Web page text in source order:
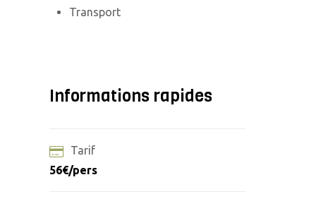
Transport
Informations rapides
Tarif
56€/pers